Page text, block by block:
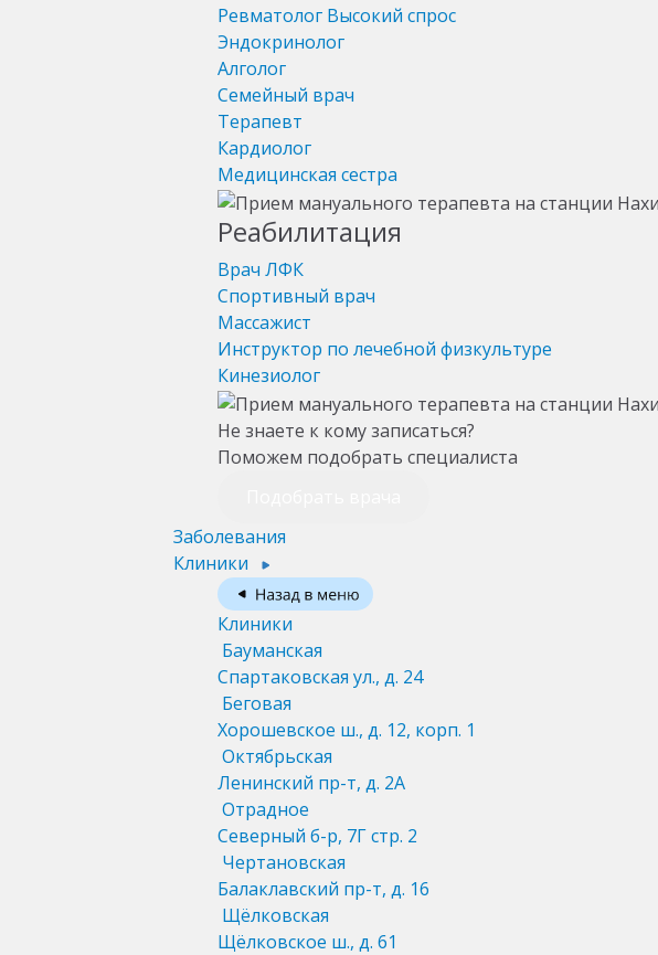
Ревматолог Высокий спрос
Эндокринолог
Алголог
Семейный врач
Терапевт
Кардиолог
Медицинская сестра
Реабилитация
Врач ЛФК
Спортивный врач
Массажист
Инструктор по лечебной физкультуре
Кинезиолог
Не знаете к кому записаться?
Поможем подобрать специалиста
Заболевания
Клиники
Клиники
Бауманская
Спартаковская ул., д. 24
Беговая
Хорошевское ш., д. 12, корп. 1
Октябрьская
Ленинский пр-т, д. 2А
Отрадное
Северный б-р, 7Г стр. 2
Чертановская
Балаклавский пр-т, д. 16
Щёлковская
Щёлковское ш., д. 61